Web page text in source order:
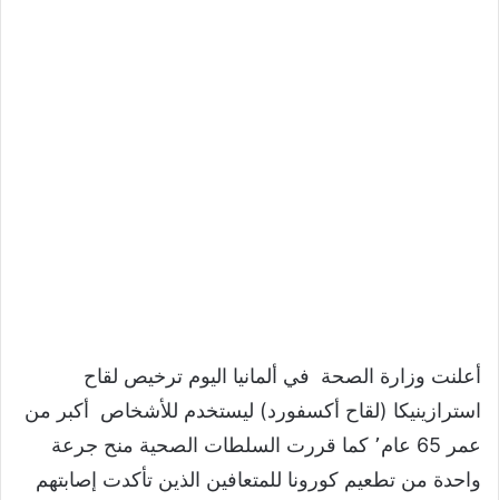
أعلنت وزارة الصحة في ألمانيا اليوم ترخيص لقاح
استرازينيكا (لقاح أكسفورد) ليستخدم للأشخاص أكبر من
عمر 65 عام٬ كما قررت السلطات الصحية منح جرعة
واحدة من تطعيم كورونا للمتعافين الذين تأكدت إصابتهم